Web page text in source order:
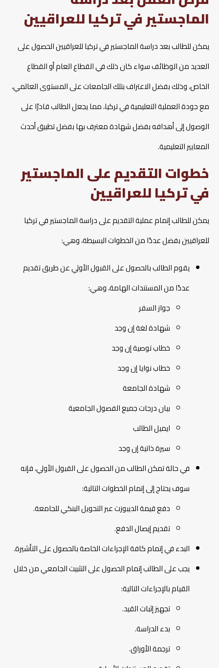
الماجستير في تركيا للعراقيين
يمكن للطالب بعد دراسة الماجستير في تركيا للعراقيين الحصول على
العديد من الوظائف سواء كان ذلك في القطاع العام أو القطاع
الخاص، وذلك بفضل الاعتراف بتلك الجامعات على المستوى العالمي،
مع جودة العملية التعليمية في تركيا، مما يجعل الطالب قادرًا على
الوصول إلى أهدافه بفضل شهادة معترف بها بفضل تطبيق أحدث
المعايير التعليمية.
خطوات التقديم على الماجستير
في تركيا للعراقيين
يمكن للطالب إتمام عملية التقديم على دراسة الماجستير في تركيا
للعراقيين بفضل عددًا من الخطوات البسيطة، وهي:
يقوم الطالب بالحصول على القبول الأولي عن طريق تقديم
عددًا من المستندات الهامة، وهي:
جواز السفر
شهادة لغة إن وجد
خطاب توصية إن وجد
خطاب نوايا إن وجد
شهادة الجامعة
بيان درجات جميع الفصول الجامعية
ايميل الطالب
سيرة ذاتية إن وجد
في حالة تمكن الطالب من الحصول على القبول الأولي، فإنه
سوف يحتاج إلى إتمام الخطوات التالية:
دفع قيمة الديبوزت عبر التحويل البنكي للجامعة.
تقديم إيصال الدفع.
البدء في إتمام كافة الإجراءات الخاصة بالحصول على التأشيرة.
يجب على الطالب إتمام الحصول على التثبيت الجامعي من خلال
القيام بالإجراءات التالية:
تجهيز إثبات القيد.
بدء الدراسة.
ترجمة الأوراق.